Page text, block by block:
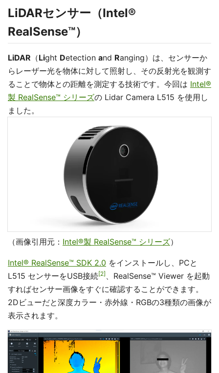
LiDARセンサー（Intel®
RealSense™）
LiDAR （Light Detection and Ranging）は、センサーか
らレーザー光を物体に対して照射し、その反射光を観測す
ることで物体との距離を測定する技術です。今回は Intel®
製 RealSense™ シリーズの Lidar Camera L515 を使用し
ました。
（画像引用元： Intel®製 RealSense™ シリーズ）
Intel® RealSense™ SDK 2.0 をインストールし、PCと
L515 センサーをUSB接続 2 、RealSense™ Viewer を起動
すればセンサー画像をすぐに確認することができます。
2Dビューだと深度カラー・赤外線・RGBの3種類の画像が
表示されます。